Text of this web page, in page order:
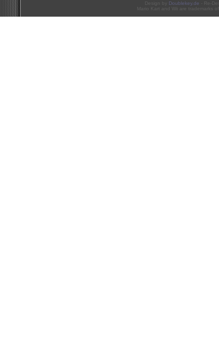
Design by Doublekey.de - Re-
Mario Kart and Wii are trademarks